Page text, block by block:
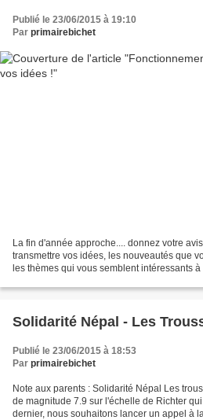
Publié le 23/06/2015 à 19:10
Par primairebichet
La fin d'année approche.... donnez votre
transmettre vos idées, les nouveautés que
les thèmes qui vous semblent intéressants à
Solidarité Népal - Les
Publié le 23/06/2015 à 18:53
Par primairebichet
Note aux parents : Solidarité Népal Les
de magnitude 7.9 sur l'échelle de Richter
dernier, nous souhaitons lancer un appel à